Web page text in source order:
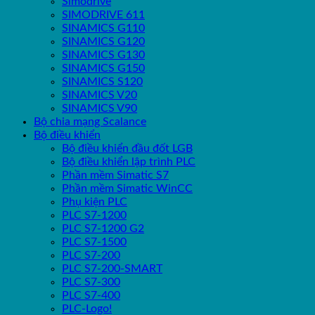
SIMODRIVE 611
SINAMICS G110
SINAMICS G120
SINAMICS G130
SINAMICS G150
SINAMICS S120
SINAMICS V20
SINAMICS V90
Bộ chia mạng Scalance
Bộ điều khiển
Bộ điều khiển đầu đốt LGB
Bộ điều khiển lập trình PLC
Phần mềm Simatic S7
Phần mềm Simatic WinCC
Phụ kiện PLC
PLC S7-1200
PLC S7-1200 G2
PLC S7-1500
PLC S7-200
PLC S7-200-SMART
PLC S7-300
PLC S7-400
PLC-Logo!